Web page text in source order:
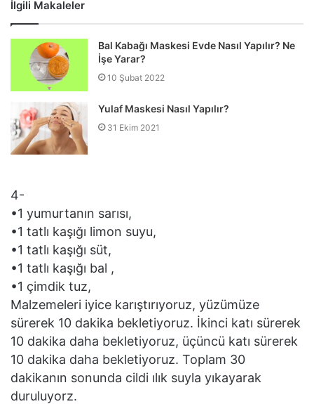
İlgili Makaleler
Bal Kabağı Maskesi Evde Nasıl Yapılır? Ne
İşe Yarar?
10 Şubat 2022
Yulaf Maskesi Nasıl Yapılır?
31 Ekim 2021
4-
•1 yumurtanın sarısı,
•1 tatlı kaşığı limon suyu,
•1 tatlı kaşığı süt,
•1 tatlı kaşığı bal ,
•1 çimdik tuz,
Malzemeleri iyice karıştırıyoruz, yüzümüze
sürerek 10 dakika bekletiyoruz. İkinci katı sürerek
10 dakika daha bekletiyoruz, üçüncü katı sürerek
10 dakika daha bekletiyoruz. Toplam 30
dakikanın sonunda cildi ılık suyla yıkayarak
duruluyorz.